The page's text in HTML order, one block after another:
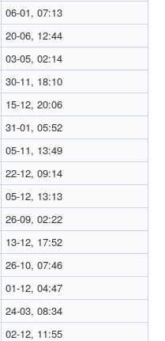
06-01, 07:13
20-06, 12:44
03-05, 02:14
30-11, 18:10
15-12, 20:06
31-01, 05:52
05-11, 13:49
22-12, 09:14
05-12, 13:13
26-09, 02:22
13-12, 17:52
26-10, 07:46
01-12, 04:47
24-03, 08:34
02-12, 11:55